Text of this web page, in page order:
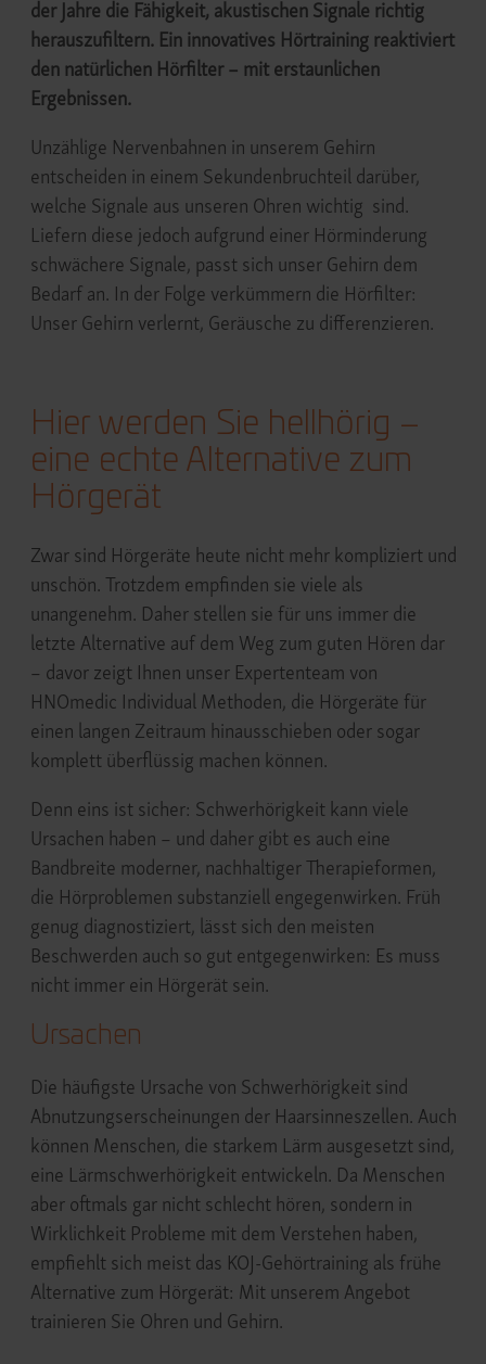
der Jahre die Fähigkeit, akustischen Signale richtig
herauszufiltern. Ein innovatives Hörtraining reaktiviert
den natürlichen Hörfilter – mit erstaunlichen
Ergebnissen.
Unzählige Nervenbahnen in unserem Gehirn
entscheiden in einem Sekundenbruchteil darüber,
welche Signale aus unseren Ohren wichtig sind.
Liefern diese jedoch aufgrund einer Hörminderung
schwächere Signale, passt sich unser Gehirn dem
Bedarf an. In der Folge verkümmern die Hörfilter:
Unser Gehirn verlernt, Geräusche zu differenzieren.
Hier werden Sie hellhörig –
eine echte Alternative zum
Hörgerät
Zwar sind Hörgeräte heute nicht mehr kompliziert und
unschön. Trotzdem empfinden sie viele als
unangenehm. Daher stellen sie für uns immer die
letzte Alternative auf dem Weg zum guten Hören dar
– davor zeigt Ihnen unser Expertenteam von
HNOmedic Individual Methoden, die Hörgeräte für
einen langen Zeitraum hinausschieben oder sogar
komplett überflüssig machen können.
Denn eins ist sicher: Schwerhörigkeit kann viele
Ursachen haben – und daher gibt es auch eine
Bandbreite moderner, nachhaltiger Therapieformen,
die Hörproblemen substanziell engegenwirken. Früh
genug diagnostiziert, lässt sich den meisten
Beschwerden auch so gut entgegenwirken: Es muss
nicht immer ein Hörgerät sein.
Ursachen
Die häufigste Ursache von Schwerhörigkeit sind
Abnutzungserscheinungen der Haarsinneszellen. Auch
können Menschen, die starkem Lärm ausgesetzt sind,
eine Lärmschwerhörigkeit entwickeln. Da Menschen
aber oftmals gar nicht schlecht hören, sondern in
Wirklichkeit Probleme mit dem Verstehen haben,
empfiehlt sich meist das KOJ-Gehörtraining als frühe
Alternative zum Hörgerät: Mit unserem Angebot
trainieren Sie Ohren und Gehirn.